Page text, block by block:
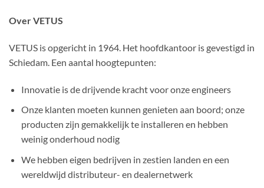
Over VETUS
VETUS is opgericht in 1964. Het hoofdkantoor is gevestigd in
Schiedam. Een aantal hoogtepunten:
Innovatie is de drijvende kracht voor onze engineers
Onze klanten moeten kunnen genieten aan boord; onze
producten zijn gemakkelijk te installeren en hebben
weinig onderhoud nodig
We hebben eigen bedrijven in zestien landen en een
wereldwijd distributeur- en dealernetwerk